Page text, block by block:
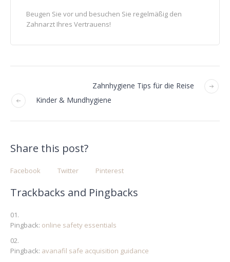
Beugen Sie vor und besuchen Sie regelmäßig den
Zahnarzt Ihres Vertrauens!
Zahnhygiene Tips für die Reise
Kinder & Mundhygiene
Share this post?
Facebook Twitter Pinterest
Trackbacks and Pingbacks
Pingback: online safety essentials
Pingback: avanafil safe acquisition guidance